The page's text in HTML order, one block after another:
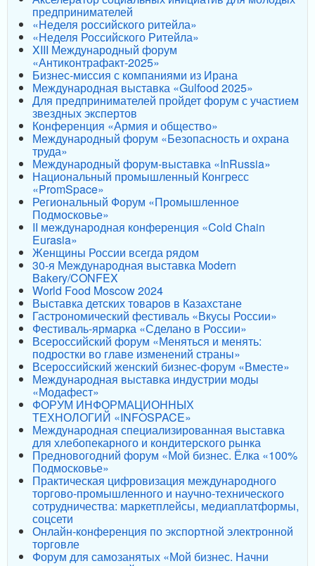
предпринимателей
«Неделя российского ритейла»
«Неделя Российского Ритейла»
XIII Международный форум
«Антиконтрафакт-2025»
Бизнес-миссия с компаниями из Ирана
Международная выставка «Gulfood 2025»
Для предпринимателей пройдет форум с участием
звездных экспертов
Конференция «Армия и общество»
Международный форум «Безопасность и охрана
труда»
Международный форум-выставка «InRussia»
Национальный промышленный Конгресс
«PromSpace»
Региональный Форум «Промышленное
Подмосковье»
II международная конференция «Cold Chain
Eurasia»
Женщины России всегда рядом
30-я Международная выставка Modern
Bakery/CONFEX
World Food Moscow 2024
Выставка детских товаров в Казахстане
Гастрономический фестиваль «Вкусы России»
Фестиваль-ярмарка «Сделано в России»
Всероссийский форум «Меняться и менять:
подростки во главе изменений страны»
Всероссийский женский бизнес-форум «Вместе»
Международная выставка индустрии моды
«Модафест»
ФОРУМ ИНФОРМАЦИОННЫХ
ТЕХНОЛОГИЙ «INFOSPACE»
Международная специализированная выставка
для хлебопекарного и кондитерского рынка
Предновогодний форум «Мой бизнес. Ёлка «100%
Подмосковье»
Практическая цифровизация международного
торгово-промышленного и научно-технического
сотрудничества: маркетплейсы, медиаплатформы,
соцсети
Онлайн-конференция по экспортной электронной
торговле
Форум для самозанятых «Мой бизнес. Начни